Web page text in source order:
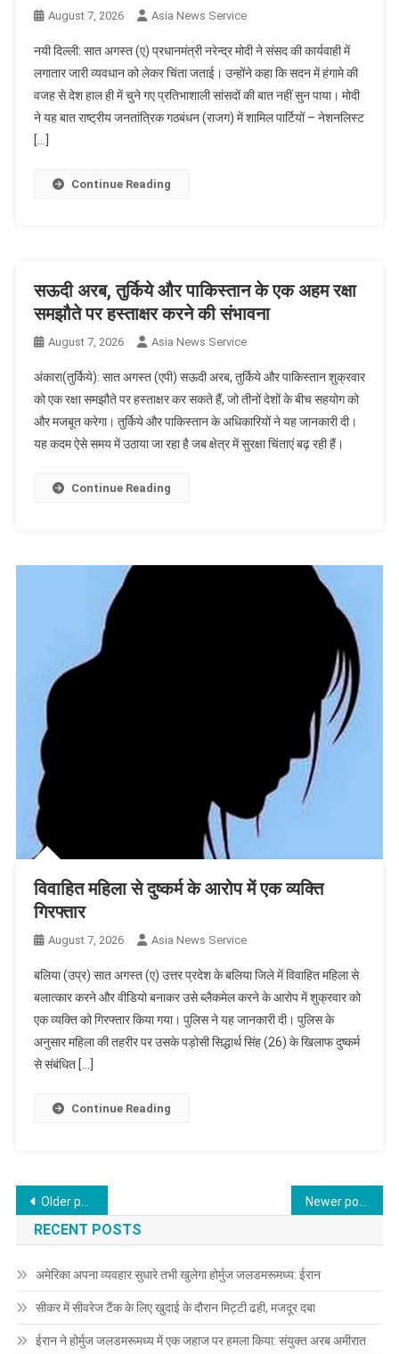
August 7, 2026 Asia News Service
नयी दिल्ली: सात अगस्त (ए) प्रधानमंत्री नरेन्द्र मोदी ने संसद की कार्यवाही में
लगातार जारी व्यवधान को लेकर चिंता जताई। उन्होंने कहा कि सदन में हंगामे की
वजह से देश हाल ही में चुने गए प्रतिभाशाली सांसदों की बात नहीं सुन पाया। मोदी
ने यह बात राष्ट्रीय जनतांत्रिक गठबंधन (राजग) में शामिल पार्टियों – नेशनलिस्ट
[…]
Continue Reading
सऊदी अरब, तुर्किये और पाकिस्तान के एक अहम रक्षा
समझौते पर हस्ताक्षर करने की संभावना
August 7, 2026 Asia News Service
अंकारा(तुर्किये): सात अगस्त (एपी) सऊदी अरब, तुर्किये और पाकिस्तान शुक्रवार
को एक रक्षा समझौते पर हस्ताक्षर कर सकते हैं, जो तीनों देशों के बीच सहयोग को
और मजबूत करेगा। तुर्किये और पाकिस्तान के अधिकारियों ने यह जानकारी दी।
यह कदम ऐसे समय में उठाया जा रहा है जब क्षेत्र में सुरक्षा चिंताएं बढ़ रही हैं।
Continue Reading
विवाहित महिला से दुष्कर्म के आरोप में एक व्यक्ति
गिरफ्तार
August 7, 2026 Asia News Service
बलिया (उप्र) सात अगस्त (ए) उत्तर प्रदेश के बलिया जिले में विवाहित महिला से
बलात्कार करने और वीडियो बनाकर उसे ब्लैकमेल करने के आरोप में शुक्रवार को
एक व्यक्ति को गिरफ्तार किया गया। पुलिस ने यह जानकारी दी। पुलिस के
अनुसार महिला की तहरीर पर उसके पड़ोसी सिद्धार्थ सिंह (26) के खिलाफ दुष्कर्म
से संबंधित […]
Continue Reading
Posts
navigation
Older posts
RECENT POSTS
अमेरिका अपना व्यवहार सुधारे तभी खुलेगा होर्मुज जलडमरूमध्य: ईरान
सीकर में सीवरेज टैंक के लिए खुदाई के दौरान मिट्टी ढही, मजदूर दबा
ईरान ने होर्मुज जलडमरूमध्य में एक जहाज पर हमला किया: संयुक्त अरब अमीरात